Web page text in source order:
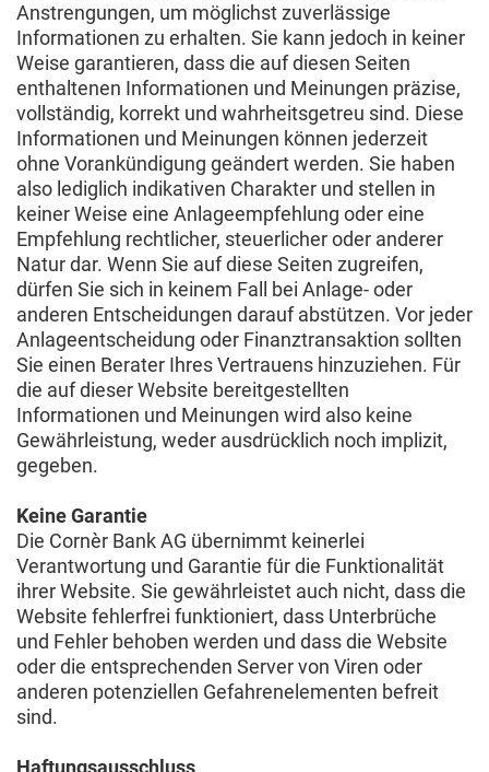
Anstrengungen, um möglichst zuverlässige
Informationen zu erhalten. Sie kann jedoch in keiner
Weise garantieren, dass die auf diesen Seiten
enthaltenen Informationen und Meinungen präzise,
vollständig, korrekt und wahrheitsgetreu sind. Diese
Informationen und Meinungen können jederzeit
ohne Vorankündigung geändert werden. Sie haben
also lediglich indikativen Charakter und stellen in
keiner Weise eine Anlageempfehlung oder eine
Empfehlung rechtlicher, steuerlicher oder anderer
Natur dar. Wenn Sie auf diese Seiten zugreifen,
dürfen Sie sich in keinem Fall bei Anlage- oder
anderen Entscheidungen darauf abstützen. Vor jeder
Anlageentscheidung oder Finanztransaktion sollten
Sie einen Berater Ihres Vertrauens hinzuziehen. Für
die auf dieser Website bereitgestellten
Informationen und Meinungen wird also keine
Gewährleistung, weder ausdrücklich noch implizit,
gegeben.
Keine Garantie
Die Cornèr Bank AG übernimmt keinerlei
Verantwortung und Garantie für die Funktionalität
ihrer Website. Sie gewährleistet auch nicht, dass die
Website fehlerfrei funktioniert, dass Unterbrüche
und Fehler behoben werden und dass die Website
oder die entsprechenden Server von Viren oder
anderen potenziellen Gefahrenelementen befreit
sind.
Haftungsausschluss